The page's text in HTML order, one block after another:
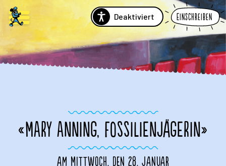
Deaktiviert Einschreiben
«MARY ANNING, FOSSILIENJÄGERIN»
am Mittwoch, den 28. Januar